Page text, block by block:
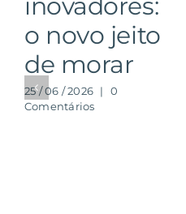
inovadores:
o novo jeito
de morar
25 / 06 / 2026 |
0
Comentários